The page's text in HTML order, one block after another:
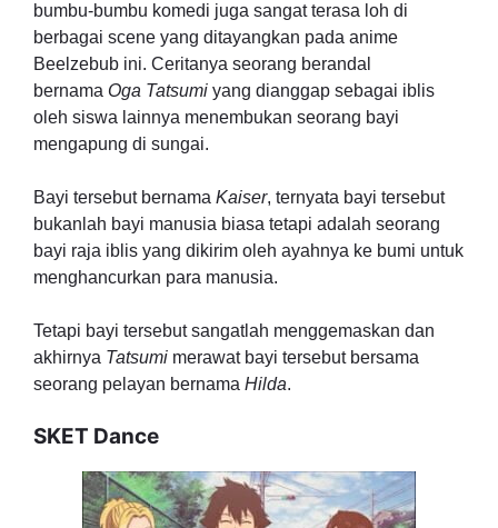
bumbu-bumbu komedi juga sangat terasa loh di
berbagai scene yang ditayangkan pada anime
Beelzebub ini. Ceritanya seorang berandal
bernama Oga Tatsumi yang dianggap sebagai iblis
oleh siswa lainnya menembukan seorang bayi
mengapung di sungai.
Bayi tersebut bernama Kaiser, ternyata bayi tersebut
bukanlah bayi manusia biasa tetapi adalah seorang
bayi raja iblis yang dikirim oleh ayahnya ke bumi untuk
menghancurkan para manusia.
Tetapi bayi tersebut sangatlah menggemaskan dan
akhirnya Tatsumi merawat bayi tersebut bersama
seorang pelayan bernama Hilda.
SKET Dance